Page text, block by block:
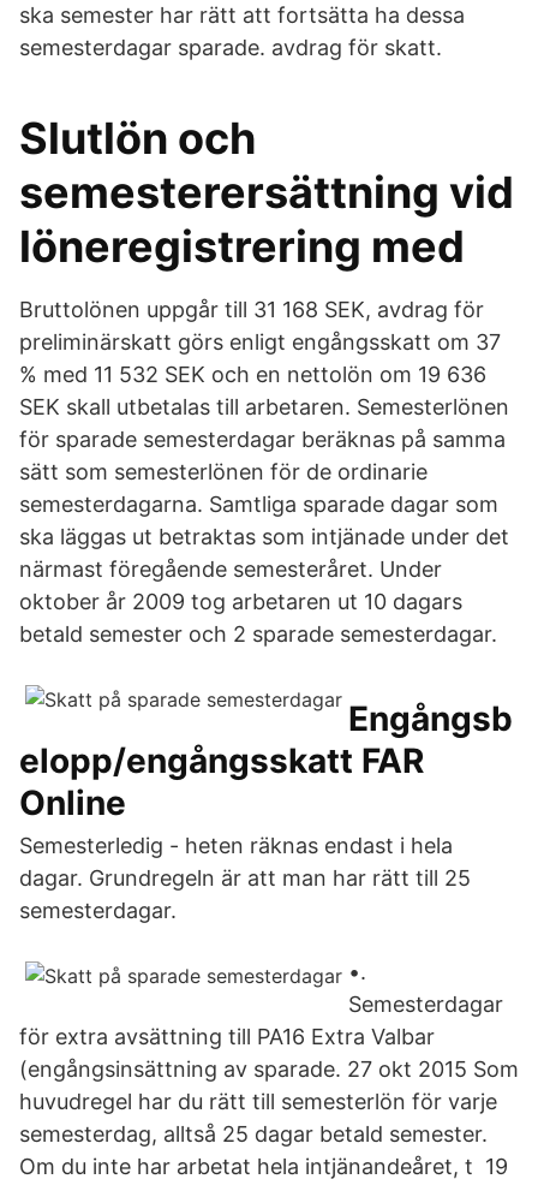
ska semester har rätt att fortsätta ha dessa
semesterdagar sparade. avdrag för skatt.
Slutlön och
semesterersättning vid
löneregistrering med
Bruttolönen uppgår till 31 168 SEK, avdrag för
preliminärskatt görs enligt engångsskatt om 37
% med 11 532 SEK och en nettolön om 19 636
SEK skall utbetalas till arbetaren. Semesterlönen
för sparade semesterdagar beräknas på samma
sätt som semesterlönen för de ordinarie
semesterdagarna. Samtliga sparade dagar som
ska läggas ut betraktas som intjänade under det
närmast föregående semesteråret. Under
oktober år 2009 tog arbetaren ut 10 dagars
betald semester och 2 sparade semesterdagar.
Engångsb
elopp/engångsskatt FAR
Online
Semesterledig - heten räknas endast i hela
dagar. Grundregeln är att man har rätt till 25
semesterdagar.
•.
Semesterdagar
för extra avsättning till PA16 Extra Valbar
(engångsinsättning av sparade. 27 okt 2015 Som
huvudregel har du rätt till semesterlön för varje
semesterdag, alltså 25 dagar betald semester.
Om du inte har arbetat hela intjänandeåret, t 19